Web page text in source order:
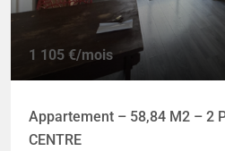
1 105 €/mois
Appartement – 58,84 M2 – 2
CENTRE